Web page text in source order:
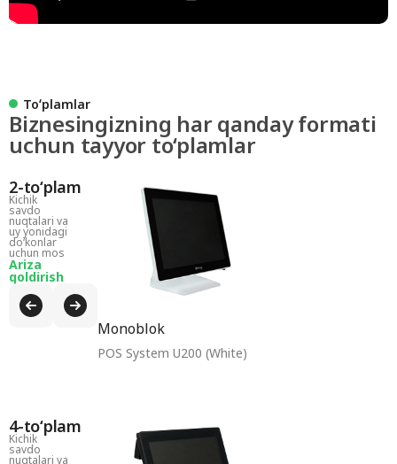
Toʻplamlar
Biznesingizning har qanday formati
uchun tayyor to‘plamlar
2-toʻplam
Kichik
savdo
nuqtalari va
uy yonidagi
doʻkonlar
uchun mos
Ariza
qoldirish
Monoblok
POS System U200 (White)
4-toʻplam
Kichik
savdo
nuqtalari va